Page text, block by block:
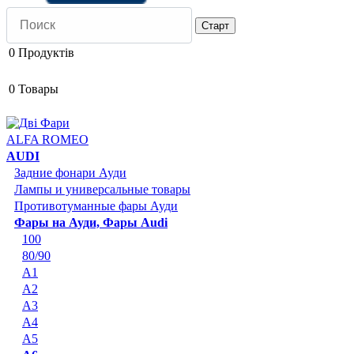
0 Продуктів
0 Товары
ALFA ROMEO
AUDI
Задние фонари Ауди
Лампы и универсальные товары
Противотуманные фары Ауди
Фары на Ауди, Фары Audi
100
80/90
A1
A2
A3
A4
A5